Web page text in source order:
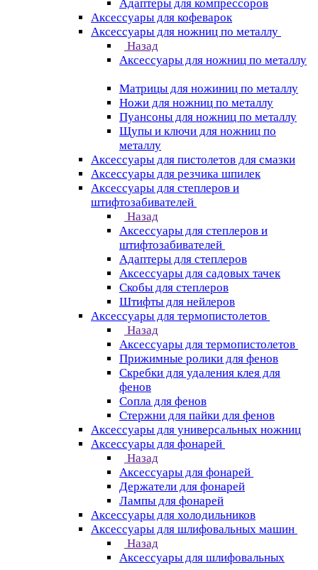
Адаптеры для компрессоров
Аксессуары для кофеварок
Аксессуары для ножниц по металлу
Назад
Аксессуары для ножниц по металлу
Матрицы для ножиниц по металлу
Ножи для ножниц по металлу
Пуансоны для ножниц по металлу
Щупы и ключи для ножниц по
металлу
Аксессуары для пистолетов для смазки
Аксессуары для резчика шпилек
Аксессуары для степлеров и
штифтозабивателей
Назад
Аксессуары для степлеров и
штифтозабивателей
Адаптеры для степлеров
Аксессуары для садовых тачек
Скобы для степлеров
Штифты для нейлеров
Аксессуары для термопистолетов
Назад
Аксессуары для термопистолетов
Прижимные ролики для фенов
Скребки для удаления клея для
фенов
Сопла для фенов
Стержни для пайки для фенов
Аксессуары для универсальных ножниц
Аксессуары для фонарей
Назад
Аксессуары для фонарей
Держатели для фонарей
Лампы для фонарей
Аксессуары для холодильников
Аксессуары для шлифовальных машин
Назад
Аксессуары для шлифовальных